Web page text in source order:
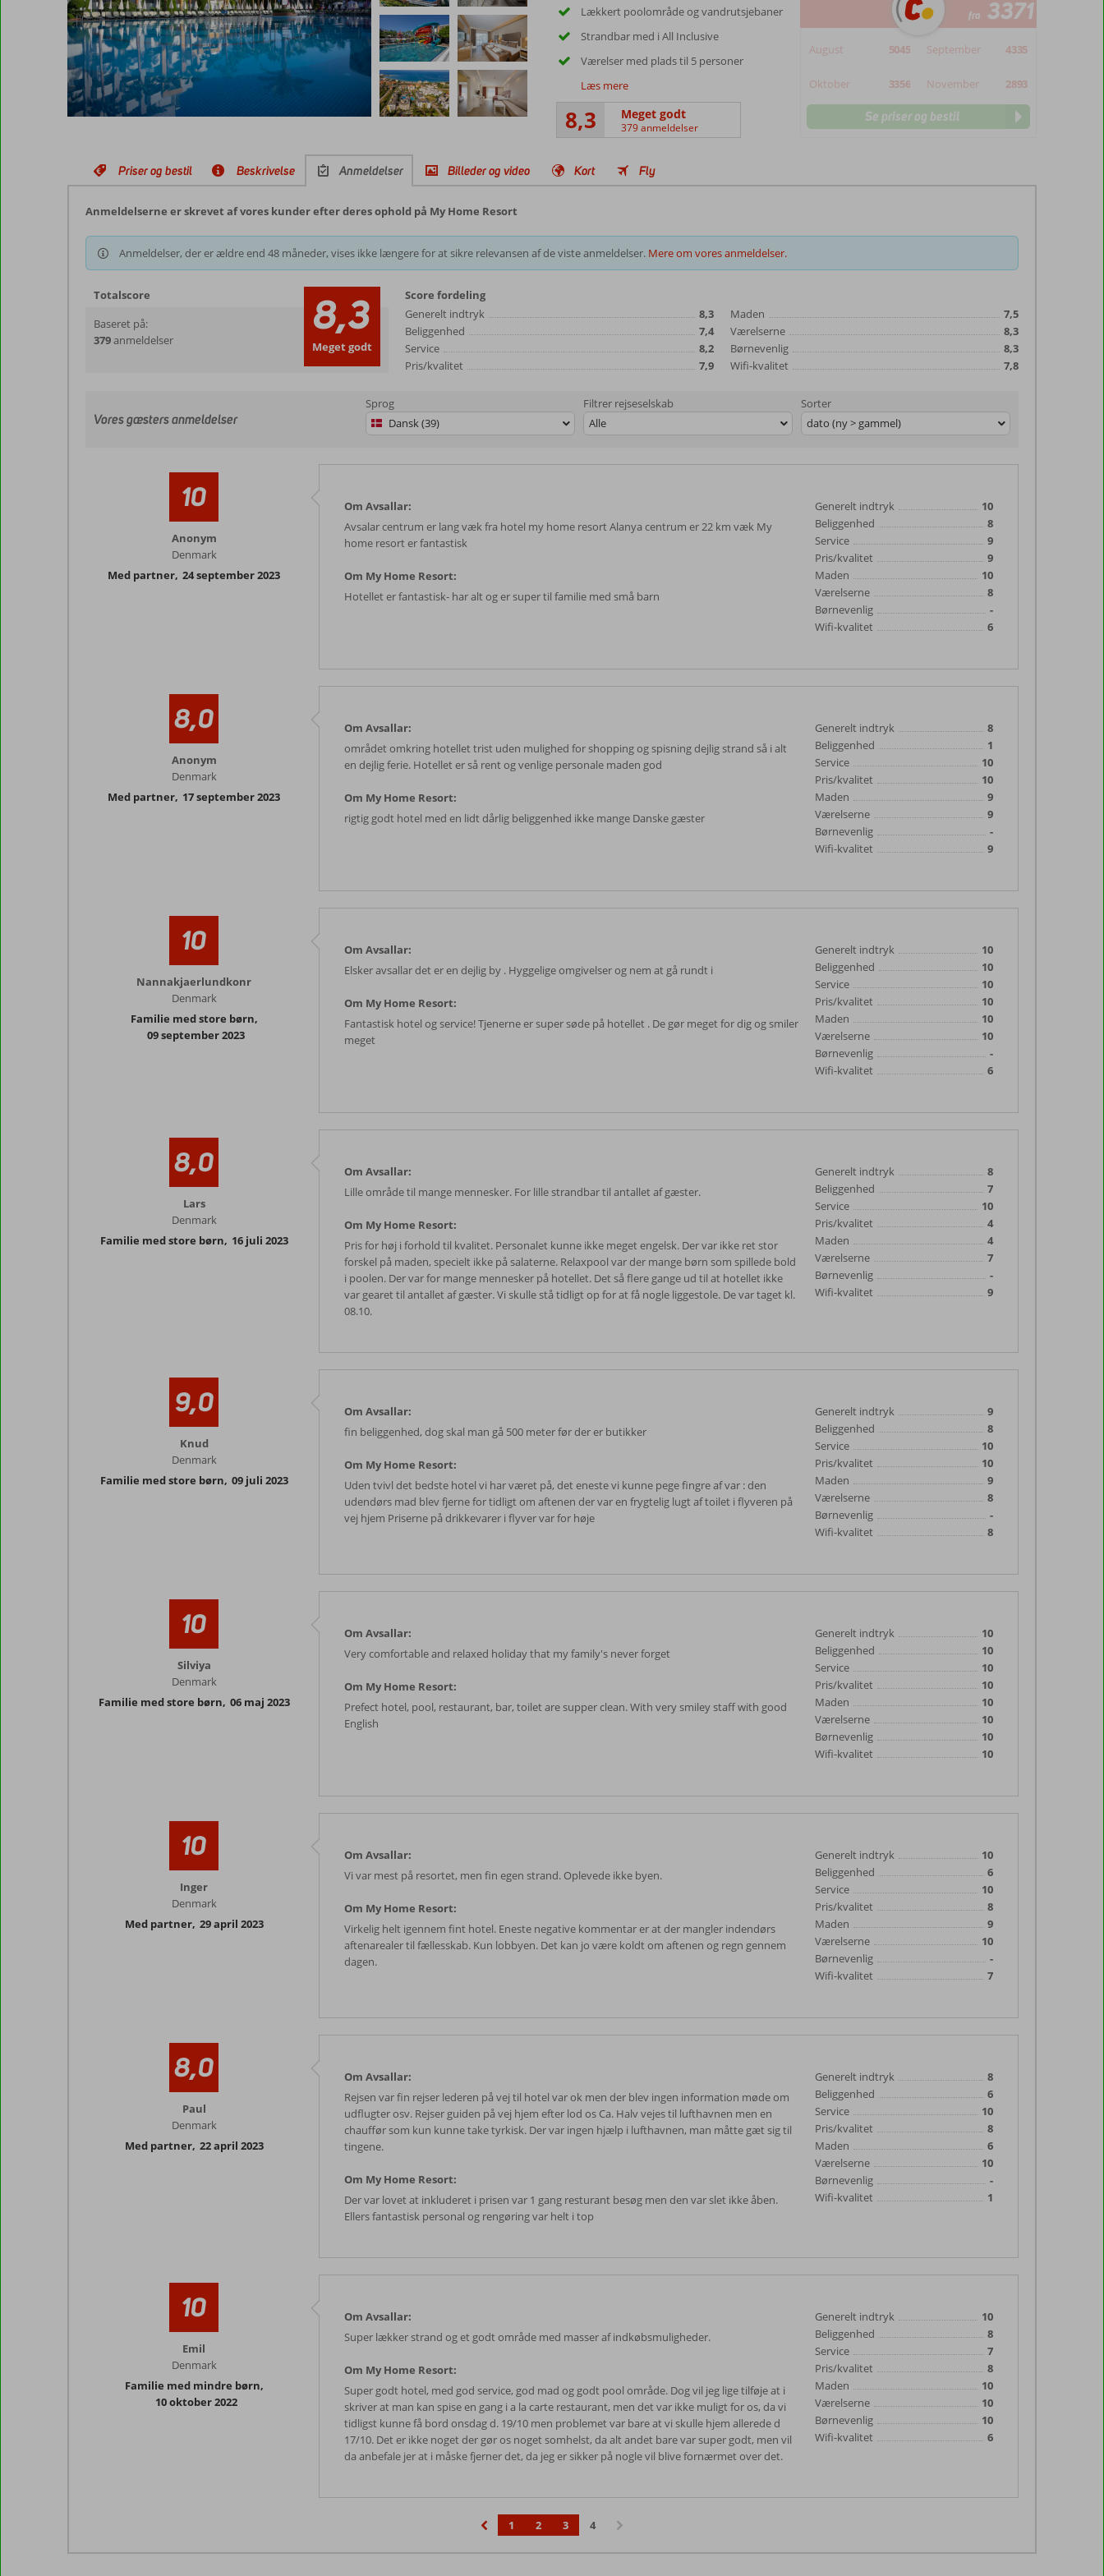
Lækkert poolområde og vandrutsjebaner
Strandbar med i All Inclusive
Værelser med plads til 5 personer
Læs mere
8,3 Meget godt
379 anmeldelser
fra 3371
August 5045 September 4335
Oktober 3356 November 2893
Se priser og bestil
Priser og bestil Beskrivelse Anmeldelser Billeder og video Kort Fly
Anmeldelserne er skrevet af vores kunder efter deres ophold på My Home Resort
Anmeldelser, der er ældre end 48 måneder, vises ikke længere for at sikre relevansen af de viste anmeldelser. Mere om vores anmeldelser.
Totalscore
Baseret på:
379anmeldelser 8,3
Meget godt
Score fordeling
Generelt indtryk
8,3
Beliggenhed
7,4
Service
8,2
Pris/kvalitet
7,9
Maden
7,5
Værelserne
8,3
Børnevenlig
8,3
Wifi-kvalitet
7,8
Vores gæsters anmeldelser
Sprog
Dansk (39)
Filtrer rejseselskab
Alle
Sorter
dato (ny > gammel)
10
Anonym
Denmark
Med partner, 24 september 2023
Om Avsallar:
Avsalar centrum er lang væk fra hotel my home resort Alanya centrum er 22 km væk My
home resort er fantastisk
Om My Home Resort:
Hotellet er fantastisk- har alt og er super til familie med små barn
Generelt indtryk
10
Beliggenhed
8
Service
9
Pris/kvalitet
9
Maden
10
Værelserne
8
Børnevenlig
-
Wifi-kvalitet
6
8,0
Anonym
Denmark
Med partner, 17 september 2023
Om Avsallar:
området omkring hotellet trist uden mulighed for shopping og spisning dejlig strand så i alt
en dejlig ferie. Hotellet er så rent og venlige personale maden god
Om My Home Resort:
rigtig godt hotel med en lidt dårlig beliggenhed ikke mange Danske gæster
Generelt indtryk
8
Beliggenhed
1
Service
10
Pris/kvalitet
10
Maden
9
Værelserne
9
Børnevenlig
-
Wifi-kvalitet
9
10
Nannakjaerlundkonr
Denmark
Familie med store børn,
09 september 2023
Om Avsallar:
Elsker avsallar det er en dejlig by . Hyggelige omgivelser og nem at gå rundt i
Om My Home Resort:
Fantastisk hotel og service! Tjenerne er super søde på hotellet . De gør meget for dig og smiler
meget
Generelt indtryk
10
Beliggenhed
10
Service
10
Pris/kvalitet
10
Maden
10
Værelserne
10
Børnevenlig
-
Wifi-kvalitet
6
8,0
Lars
Denmark
Familie med store børn, 16 juli 2023
Om Avsallar:
Lille område til mange mennesker. For lille strandbar til antallet af gæster.
Om My Home Resort:
Pris for høj i forhold til kvalitet. Personalet kunne ikke meget engelsk. Der var ikke ret stor
forskel på maden, specielt ikke på salaterne. Relaxpool var der mange børn som spillede bold
i poolen. Der var for mange mennesker på hotellet. Det så flere gange ud til at hotellet ikke
var gearet til antallet af gæster. Vi skulle stå tidligt op for at få nogle liggestole. De var taget kl.
08.10.
Generelt indtryk
8
Beliggenhed
7
Service
10
Pris/kvalitet
4
Maden
4
Værelserne
7
Børnevenlig
-
Wifi-kvalitet
9
9,0
Knud
Denmark
Familie med store børn, 09 juli 2023
Om Avsallar:
fin beliggenhed, dog skal man gå 500 meter før der er butikker
Om My Home Resort:
Uden tvivl det bedste hotel vi har været på, det eneste vi kunne pege fingre af var : den
udendørs mad blev fjerne for tidligt om aftenen der var en frygtelig lugt af toilet i flyveren på
vej hjem Priserne på drikkevarer i flyver var for høje
Generelt indtryk
9
Beliggenhed
8
Service
10
Pris/kvalitet
10
Maden
9
Værelserne
8
Børnevenlig
-
Wifi-kvalitet
8
10
Silviya
Denmark
Familie med store børn, 06 maj 2023
Om Avsallar:
Very comfortable and relaxed holiday that my family's never forget
Om My Home Resort:
Prefect hotel, pool, restaurant, bar, toilet are supper clean. With very smiley staff with good
English
Generelt indtryk
10
Beliggenhed
10
Service
10
Pris/kvalitet
10
Maden
10
Værelserne
10
Børnevenlig
10
Wifi-kvalitet
10
10
Inger
Denmark
Med partner, 29 april 2023
Om Avsallar:
Vi var mest på resortet, men fin egen strand. Oplevede ikke byen.
Om My Home Resort:
Virkelig helt igennem fint hotel. Eneste negative kommentar er at der mangler indendørs
aftenarealer til fællesskab. Kun lobbyen. Det kan jo være koldt om aftenen og regn gennem
dagen.
Generelt indtryk
10
Beliggenhed
6
Service
10
Pris/kvalitet
8
Maden
9
Værelserne
10
Børnevenlig
-
Wifi-kvalitet
7
8,0
Paul
Denmark
Med partner, 22 april 2023
Om Avsallar:
Rejsen var fin rejser lederen på vej til hotel var ok men der blev ingen information møde om
udflugter osv. Rejser guiden på vej hjem efter lod os Ca. Halv vejes til lufthavnen men en
chauffør som kun kunne take tyrkisk. Der var ingen hjælp i lufthavnen, man måtte gæt sig til
tingene.
Om My Home Resort:
Der var lovet at inkluderet i prisen var 1 gang resturant besøg men den var slet ikke åben.
Ellers fantastisk personal og rengøring var helt i top
Generelt indtryk
8
Beliggenhed
6
Service
10
Pris/kvalitet
8
Maden
6
Værelserne
10
Børnevenlig
-
Wifi-kvalitet
1
10
Emil
Denmark
Familie med mindre børn,
10 oktober 2022
Om Avsallar:
Super lækker strand og et godt område med masser af indkøbsmuligheder.
Om My Home Resort:
Super godt hotel, med god service, god mad og godt pool område. Dog vil jeg lige tilføje at i
skriver at man kan spise en gang i a la carte restaurant, men det var ikke muligt for os, da vi
tidligst kunne få bord onsdag d. 19/10 men problemet var bare at vi skulle hjem allerede d
17/10. Det er ikke noget der gør os noget somhelst, da alt andet bare var super godt, men vil
da anbefale jer at i måske fjerner det, da jeg er sikker på nogle vil blive fornærmet over det.
Generelt indtryk
10
Beliggenhed
8
Service
7
Pris/kvalitet
8
Maden
10
Værelserne
10
Børnevenlig
10
Wifi-kvalitet
6
1 2 3
4